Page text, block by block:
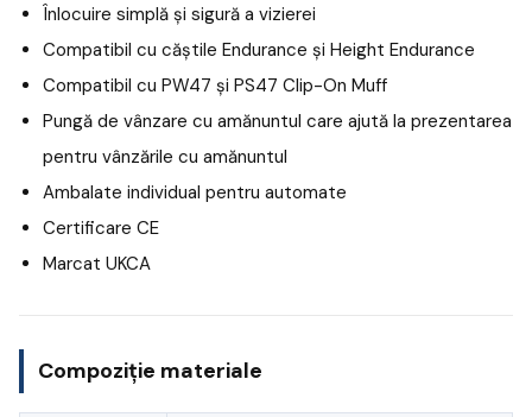
Înlocuire simplă și sigură a vizierei
Compatibil cu căștile Endurance și Height Endurance
Compatibil cu PW47 și PS47 Clip-On Muff
Pungă de vânzare cu amănuntul care ajută la prezentarea
pentru vânzările cu amănuntul
Ambalate individual pentru automate
Certificare CE
Marcat UKCA
Compoziție materiale